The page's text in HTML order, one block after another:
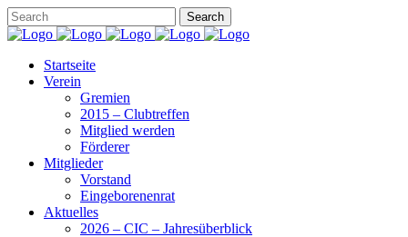
Startseite
Verein
Gremien
2015 – Clubtreffen
Mitglied werden
Förderer
Mitglieder
Vorstand
Eingeborenenrat
Aktuelles
2026 – CIC – Jahresüberblick